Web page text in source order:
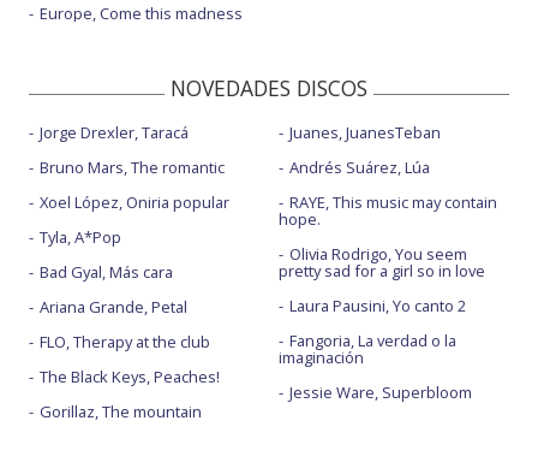
Europe, Come this madness
NOVEDADES DISCOS
Jorge Drexler, Taracá
Bruno Mars, The romantic
Xoel López, Oniria popular
Tyla, A*Pop
Bad Gyal, Más cara
Ariana Grande, Petal
FLO, Therapy at the club
The Black Keys, Peaches!
Gorillaz, The mountain
Juanes, JuanesTeban
Andrés Suárez, Lúa
RAYE, This music may contain
hope.
Olivia Rodrigo, You seem
pretty sad for a girl so in love
Laura Pausini, Yo canto 2
Fangoria, La verdad o la
imaginación
Jessie Ware, Superbloom